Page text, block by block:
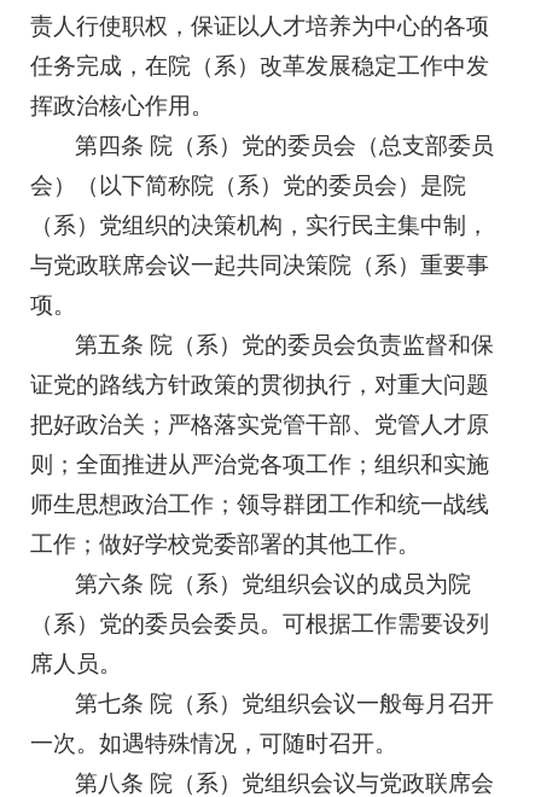
责人行使职权，保证以人才培养为中心的各项
任务完成，在院（系）改革发展稳定工作中发
挥政治核心作用。
第四条 院（系）党的委员会（总支部委员
会）（以下简称院（系）党的委员会）是院
（系）党组织的决策机构，实行民主集中制，
与党政联席会议一起共同决策院（系）重要事
项。
第五条 院（系）党的委员会负责监督和保
证党的路线方针政策的贯彻执行，对重大问题
把好政治关；严格落实党管干部、党管人才原
则；全面推进从严治党各项工作；组织和实施
师生思想政治工作；领导群团工作和统一战线
工作；做好学校党委部署的其他工作。
第六条 院（系）党组织会议的成员为院
（系）党的委员会委员。可根据工作需要设列
席人员。
第七条 院（系）党组织会议一般每月召开
一次。如遇特殊情况，可随时召开。
第八条 院（系）党组织会议与党政联席会